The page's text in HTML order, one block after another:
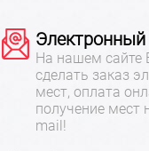
Электронный
На нашем сайте
сделать заказ
мест, оплата
получение мест
mail!